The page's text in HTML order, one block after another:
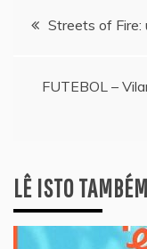
Navegação
Streets of Fire:
FUTEBOL –
LÊ ISTO TAMBÉM